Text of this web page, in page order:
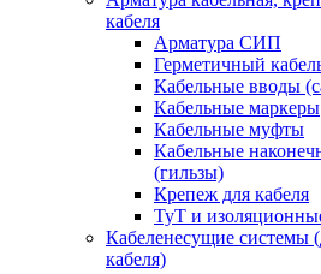
кабеля
Арматура СИП
Герметичный
Кабельные вводы
Кабельные маркеры
Кабельные муфты
Кабельные
(гильзы)
Крепеж для кабеля
ТуТ и
Кабеленесущие системы
кабеля)